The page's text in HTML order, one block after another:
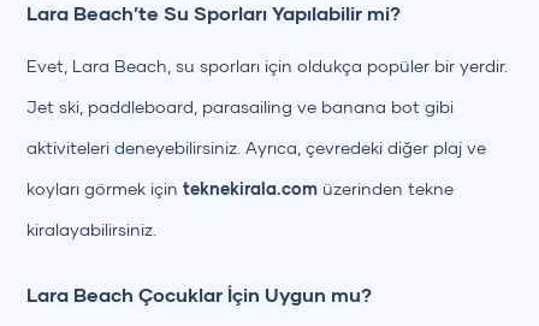
Lara Beach’te Su Sporları Yapılabilir mi?
Evet, Lara Beach, su sporları için oldukça popüler bir yerdir.
Jet ski, paddleboard, parasailing ve banana bot gibi
aktiviteleri deneyebilirsiniz. Ayrıca, çevredeki diğer plaj ve
koyları görmek içinteknekirala.com üzerinden tekne
kiralayabilirsiniz.
Lara Beach Çocuklar İçin Uygun mu?